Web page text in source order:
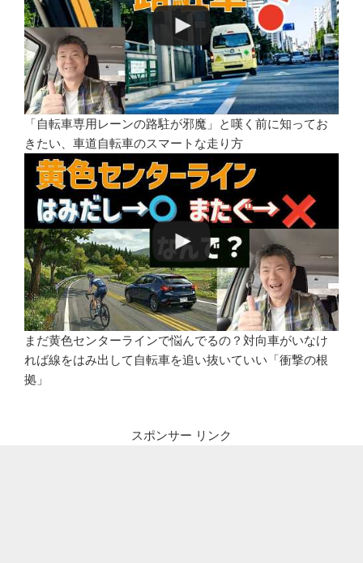
「自転車専用レーンの路駐が邪魔」と嘆く前に知ってお
きたい、車道自転車のスマートな走り方
まだ黄色センターラインで悩んでるの？対向車がいなけ
れば線をはみ出して自転車を追い抜いていい「衝撃の根
拠」
スポンサー リンク